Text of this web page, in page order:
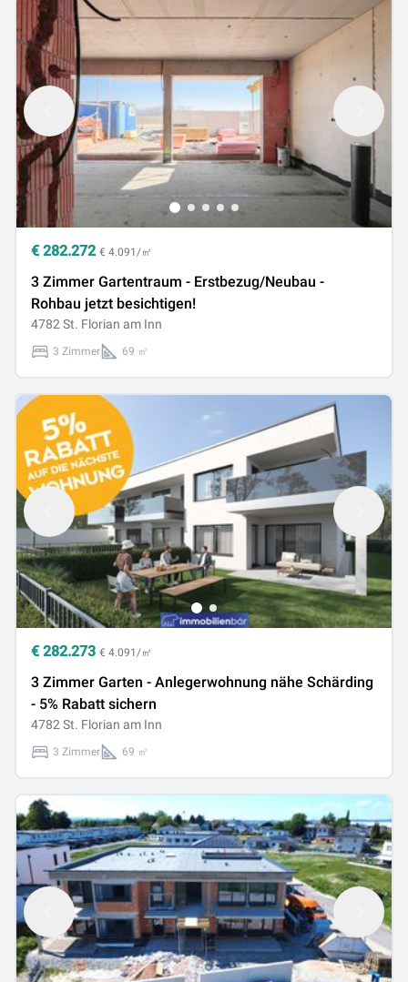
€ 282.272 € 4.091/㎡
3 Zimmer Gartentraum - Erstbezug/Neubau -
Rohbau jetzt besichtigen!
4782 St. Florian am Inn
3 Zimmer 69 ㎡
€ 282.273 € 4.091/㎡
3 Zimmer Garten - Anlegerwohnung nähe Schärding
- 5% Rabatt sichern
4782 St. Florian am Inn
3 Zimmer 69 ㎡